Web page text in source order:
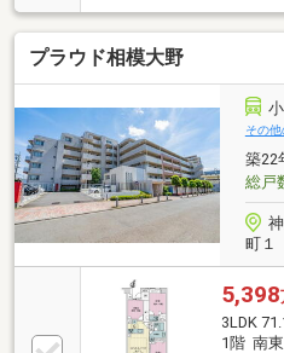
ズアリーナなど、大規
♪■《充実のセキュリテ
ブルオートロック～安心
予約は【0120-806013
都市銀行 ●変動金利 年
付き話題のauじぶん銀
らのお言葉に感謝してこ
しをお約束します。いつ
ちしております☆☆
プラウド相模大野
その他
築22
総戸
町１
5,398
3LDK
1階 南東